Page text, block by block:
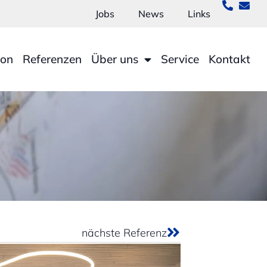
Jobs News Links
Referenzen Über uns Service Kontakt
nächste Referenz